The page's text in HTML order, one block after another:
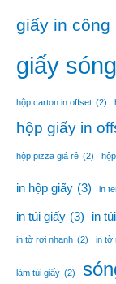
giấy in công
giấy sóng
hộp carton in offset (2)
hộp giấy in
hộp pizza giá rẻ (2)
in hộp giấy (3) in
in túi giấy (3) in
in tờ rơi nhanh (2) in tờ
làm túi giấy (2)